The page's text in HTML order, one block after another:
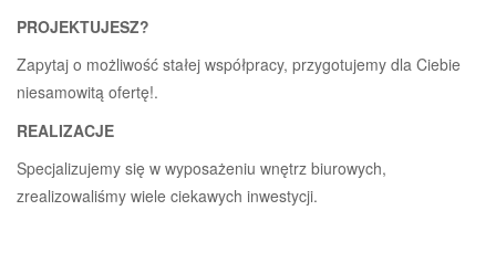
PROJEKTUJESZ?
Zapytaj o możliwość stałej współpracy, przygotujemy dla Ciebie
niesamowitą ofertę!.
REALIZACJE
Specjalizujemy się w wyposażeniu wnętrz biurowych,
zrealizowaliśmy wiele ciekawych inwestycji.